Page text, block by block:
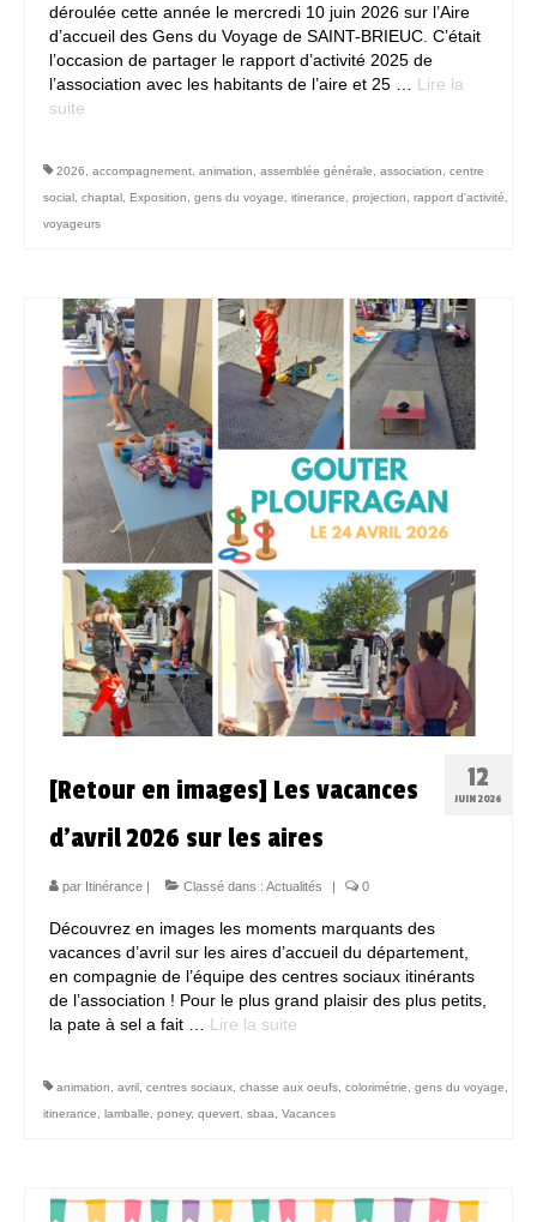
déroulée cette année le mercredi 10 juin 2026 sur l’Aire
d’accueil des Gens du Voyage de SAINT-BRIEUC. C’était
l’occasion de partager le rapport d’activité 2025 de
l’association avec les habitants de l’aire et 25 … Lire la
suite­­
2026 accompagnement animation assemblée générale association
centre
social chaptal Exposition gens du voyage itinerance projection rapport d'activité
voyageurs
12
JUIN 2026
[Retour en images] Les vacances
d’avril 2026 sur les aires
par Itinérance | Classé dans : Actualités | 0
Découvrez en images les moments marquants des
vacances d’avril sur les aires d’accueil du département,
en compagnie de l’équipe des centres sociaux itinérants
de l’association ! Pour le plus grand plaisir des plus petits,
la pate à sel a fait … Lire la suite­­
animation avril centres sociaux chasse aux oeufs colorimétrie gens du voyage
itinerance
lamballe poney, quevert sbaa Vacances